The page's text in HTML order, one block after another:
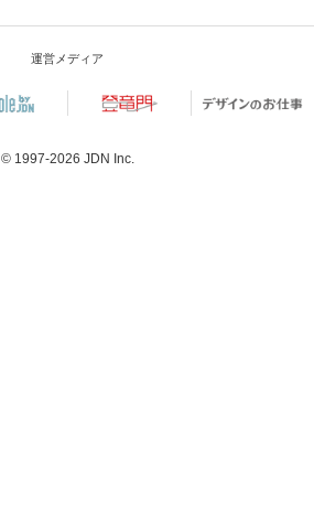
運営メディア
© 1997-2026 JDN Inc.